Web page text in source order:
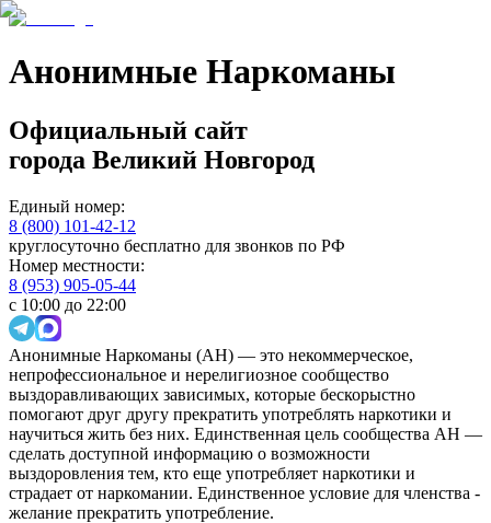
Анонимные Наркоманы
Официальный сайт
города Великий Новгород
Единый номер:
8 (800) 101-42-12
круглосуточно бесплатно для звонков по РФ
Номер местности:
8 (953) 905-05-44
с 10:00 до 22:00
Анонимные Наркоманы (АН) — это некоммерческое,
непрофессиональное и нерелигиозное сообщество
выздоравливающих зависимых, которые бескорыстно
помогают друг другу прекратить употреблять наркотики и
научиться жить без них. Единственная цель сообщества АН —
сделать доступной информацию о возможности
выздоровления тем, кто еще употребляет наркотики и
страдает от наркомании. Единственное условие для членства -
желание прекратить употребление.